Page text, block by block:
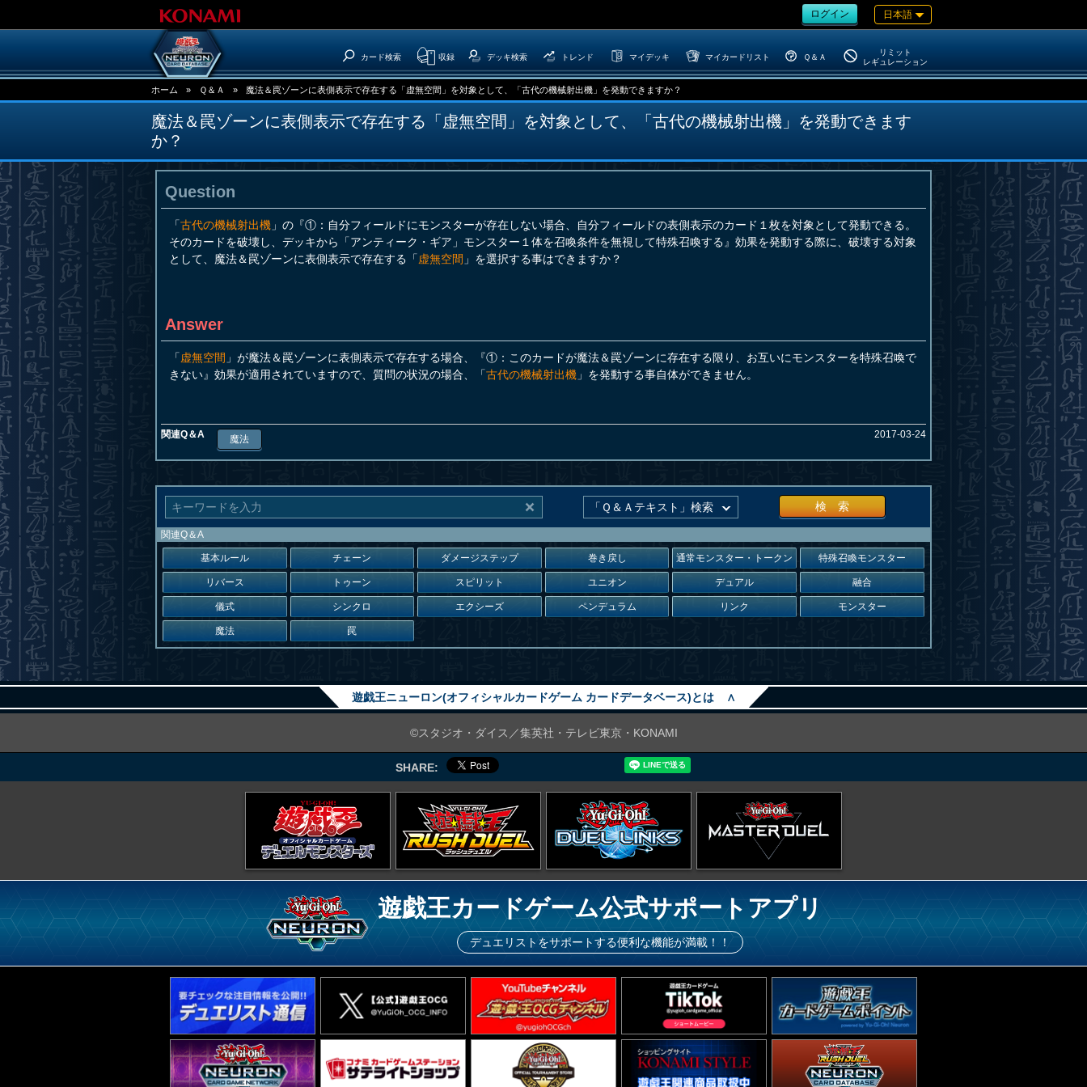
ログイン 日本語
カード検索 収録 デッキ検索 トレンド マイデッキ マイカードリスト Ｑ＆Ａ
リミット
レギュレーション
ホーム » Ｑ＆Ａ » 魔法＆罠ゾーンに表側表示で存在する「虚無空間」を対象として、「古代の機械射出機」を発動できますか？
魔法＆罠ゾーンに表側表示で存在する「虚無空間」を対象として、「古代の機械射出機」を発動できます
か？
Question
「古代の機械射出機 」の『①：自分フィールドにモンスターが存在しない場合、自分フィールドの表側表示のカード１枚を対象として発動できる。
そのカードを破壊し、デッキから「アンティーク・ギア」モンスター１体を召喚条件を無視して特殊召喚する』効果を発動する際に、破壊する対象
として、魔法＆罠ゾーンに表側表示で存在する「 虚無空間 」を選択する事はできますか？
Answer
「 虚無空間 」が魔法＆罠ゾーンに表側表示で存在する場合、『①：このカードが魔法＆罠ゾーンに存在する限り、お互いにモンスターを特殊召喚で
きない』効果が適用されていますので、質問の状況の場合、「古代の機械射出機 」を発動する事自体ができません。
関連Q＆A 魔法 2017-03-24
検 索
関連Q＆A
基本ルール チェーン ダメージステップ 巻き戻し 通常モンスター・トークン 特殊召喚モンスター
リバース トゥーン スピリット ユニオン デュアル 融合
儀式 シンクロ エクシーズ ペンデュラム リンク モンスター
魔法 罠
遊戯王ニューロン(オフィシャルカードゲーム カードデータベース)とは ∧
©スタジオ・ダイス／集英社・テレビ東京・KONAMI
SHARE:
遊戯王カードゲーム公式サポートアプリ
デュエリストをサポートする便利な機能が満載！！